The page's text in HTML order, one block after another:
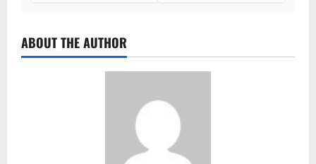
ABOUT THE AUTHOR